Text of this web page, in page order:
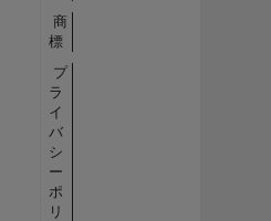
商
標
プ
ラ
イ
バ
シ
ー
ポ
リ